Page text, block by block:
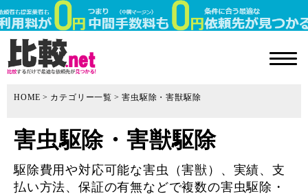
HOME カテゴリー一覧 害虫駆除・害獣駆除
害虫駆除・害獣駆除
駆除費用や対応可能な害虫（害獣）、実績、支
払い方法、保証の有無などで複数の害虫駆除・